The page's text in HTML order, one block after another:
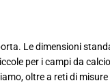
Le dimensioni
per i campi da
oltre a reti di misure